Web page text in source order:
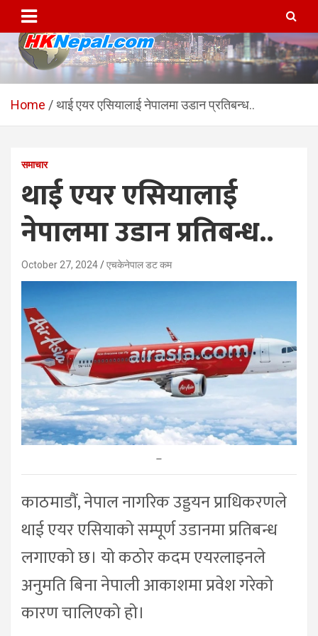
content
HKNepal.com – हङकङबाट
सञ्चालित पहिलो नेपाली अनलाईन
hknepal, hknepal.com, hk nepal, hk nepal com
Home थाई एयर एसियालाई नेपालमा उडान प्रतिबन्ध..
समाचार
थाई एयर एसियालाई
नेपालमा उडान प्रतिबन्ध..
October 27, 2024 एचकेनेपाल डट कम
–
काठमाडौं, नेपाल नागरिक उड्डयन प्राधिकरणले
थाई एयर एसियाको सम्पूर्ण उडानमा प्रतिबन्ध
लगाएको छ। यो कठोर कदम एयरलाइनले
अनुमति बिना नेपाली आकाशमा प्रवेश गरेको
कारण चालिएको हो।